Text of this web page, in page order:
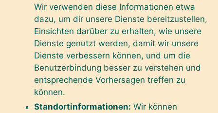
Wir verwenden diese Informationen etwa
dazu, um dir unsere Dienste bereitzustellen,
Einsichten darüber zu erhalten, wie unsere
Dienste genutzt werden, damit wir unsere
Dienste verbessern können, und um die
Benutzerbindung besser zu verstehen und
entsprechende Vorhersagen treffen zu
können.
Standortinformationen: Wir können